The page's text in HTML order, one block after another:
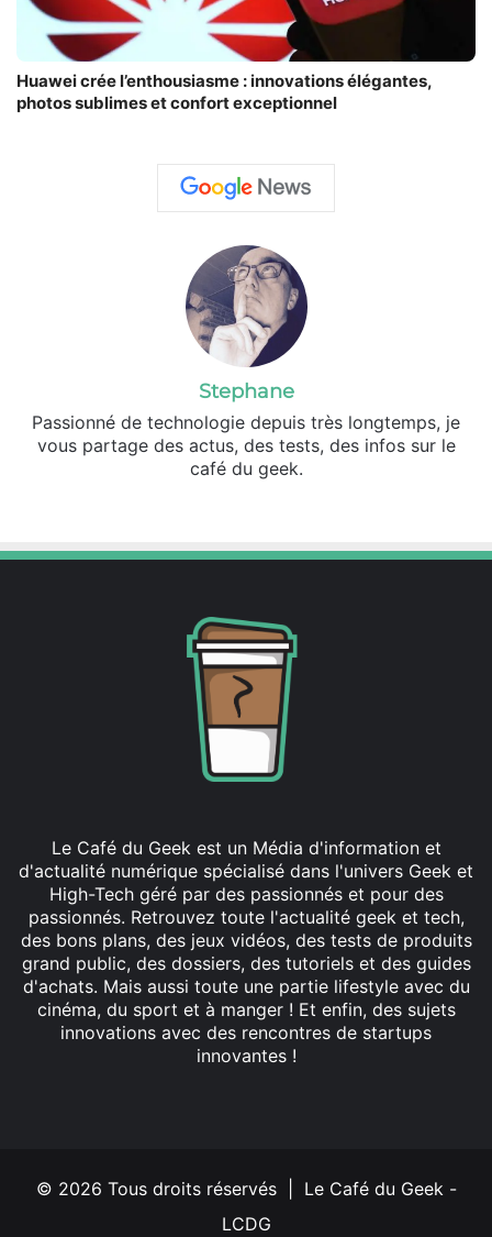
Huawei crée l’enthousiasme : innovations élégantes,
photos sublimes et confort exceptionnel
Stephane
Passionné de technologie depuis très longtemps, je
vous partage des actus, des tests, des infos sur le
café du geek.
Le Café du Geek est un Média d'information et
d'actualité numérique spécialisé dans l'univers Geek et
High-Tech géré par des passionnés et pour des
passionnés. Retrouvez toute l'actualité geek et tech,
des bons plans, des jeux vidéos, des tests de produits
grand public, des dossiers, des tutoriels et des guides
d'achats. Mais aussi toute une partie lifestyle avec du
cinéma, du sport et à manger ! Et enfin, des sujets
innovations avec des rencontres de startups
innovantes !
© 2026 Tous droits réservés | Le Café du Geek -
LCDG